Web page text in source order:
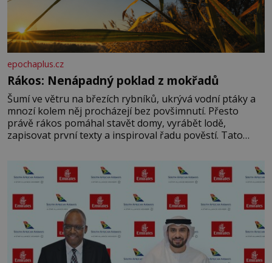
epochaplus.cz
Rákos: Nenápadný poklad z mokřadů
Šumí ve větru na březích rybníků, ukrývá vodní ptáky a
mnozí kolem něj procházejí bez povšimnutí. Přesto
právě rákos pomáhal stavět domy, vyrábět lodě,
zapisovat první texty a inspiroval řadu pověstí. Tato
letního koupání. Stačí se však podívat